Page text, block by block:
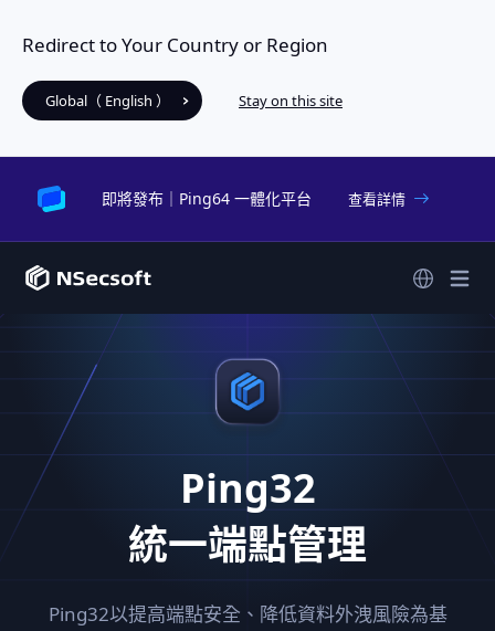
Redirect to Your Country or Region
Global（ English ） Stay on this site
即將發布｜Ping64 一體化平台 查看詳情
Ping32
統一端點管理
Ping32以提高端點安全、降低資料外洩風險為基